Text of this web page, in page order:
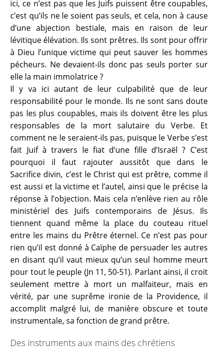
ici, ce n’est pas que les Juifs puissent être coupables,
c’est qu’ils ne le soient pas seuls, et cela, non à cause
d’une abjection bestiale, mais en raison de leur
lévitique élévation. Ils sont prêtres. Ils sont pour offrir
à Dieu l’unique victime qui peut sauver les hommes
pécheurs. Ne devaient-ils donc pas seuls porter sur
elle la main immolatrice ?
Il y va ici autant de leur culpabilité que de leur
responsabilité pour le monde. Ils ne sont sans doute
pas les plus coupables, mais ils doivent être les plus
responsables de la mort salutaire du Verbe. Et
comment ne le seraient-ils pas, puisque le Verbe s’est
fait Juif à travers le fiat d’une fille d’Israël ? C’est
pourquoi il faut rajouter aussitôt que dans le
Sacrifice divin, c’est le Christ qui est prêtre, comme il
est aussi et la victime et l’autel, ainsi que le précise la
réponse à l’objection. Mais cela n’enlève rien au rôle
ministériel des Juifs contemporains de Jésus. Ils
tiennent quand même la place du couteau rituel
entre les mains du Prêtre éternel. Ce n’est pas pour
rien qu’il est donné à Caïphe de persuader les autres
en disant qu’il vaut mieux qu’un seul homme meurt
pour tout le peuple (Jn 11, 50-51). Parlant ainsi, il croit
seulement mettre à mort un malfaiteur, mais en
vérité, par une suprême ironie de la Providence, il
accomplit malgré lui, de manière obscure et toute
instrumentale, sa fonction de grand prêtre.
Des instruments aux mains des chrétiens